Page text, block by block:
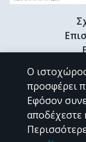
Ο
προσφέρει
Εφόσον
αποδέχεστε